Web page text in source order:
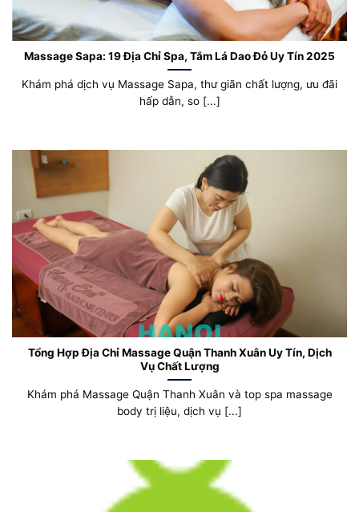
Massage Sapa: 19 Địa Chỉ Spa, Tắm Lá Dao Đỏ Uy Tín 2025
Khám phá dịch vụ Massage Sapa, thư giãn chất lượng, ưu đãi
hấp dẫn, so [...]
Tổng Hợp Địa Chỉ Massage Quận Thanh Xuân Uy Tín, Dịch
Vụ Chất Lượng
Khám phá Massage Quận Thanh Xuân và top spa massage
body trị liệu, dịch vụ [...]